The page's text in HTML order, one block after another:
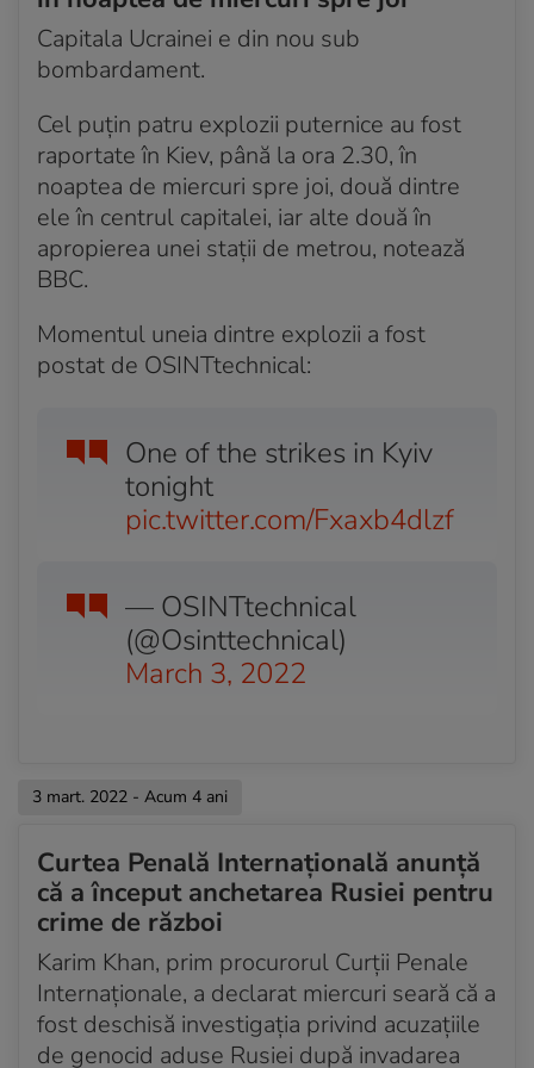
Acum 4 ani
Delegația ucraineană a plecat în Belarus pentru
negocieri
Acum 4 ani
Rușii sfidează ordinul lui Putin și au ieșit din nou să
protesteze
Acum 4 ani
Consilier prezidențial: 7.000 de soldați ruși, uciși
Acum 4 ani
Acum 4 ani
Ucraina cere „acum” livrări suplimentare de arme
ONU: Aproape 900.000 de persoane au părăsit
Acum 4 ani
Pregătiri pentru a doua rundă de negocieri
Hub în Polonia pentru livrarea de armamente în
Acum 4 ani
Locuitorii din Dnepr părăsesc orașul
Acum 4 ani
Rușii sporesc asediul asupra orașelor cheie
Acum 4 ani
Primar: Orașul Mariupol suferă pierderi masive
Capitala Ucrainei e din nou sub
bombardament.
Cel puțin patru explozii puternice au fost
raportate în Kiev, până la ora 2.30, în
noaptea de miercuri spre joi, două dintre
ele în centrul capitalei, iar alte două în
apropierea unei stații de metrou, notează
BBC.
Momentul uneia dintre explozii a fost
postat de OSINTtechnical:
One of the strikes in Kyiv
tonight
pic.twitter.com/Fxaxb4dlzf
— OSINTtechnical
(@Osinttechnical)
March 3, 2022
3 mart. 2022 - Acum 4 ani
Curtea Penală Internațională anunță
că a început anchetarea Rusiei pentru
crime de război
Karim Khan, prim procurorul Curții Penale
Internaționale, a declarat miercuri seară că a
fost deschisă investigația privind acuzațiile
de genocid aduse Rusiei după invadarea